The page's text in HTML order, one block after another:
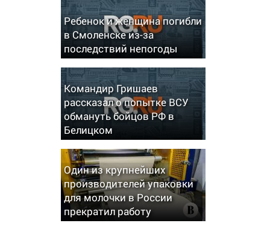
Ребенок и женщина погибли
в Смоленске из-за
последствий непогоды
Командир Гришаев
рассказал о попытке ВСУ
обмануть бойцов РФ в
Белицком
Один из крупнейших
производителей упаковки
для молочки в России
прекратил работу